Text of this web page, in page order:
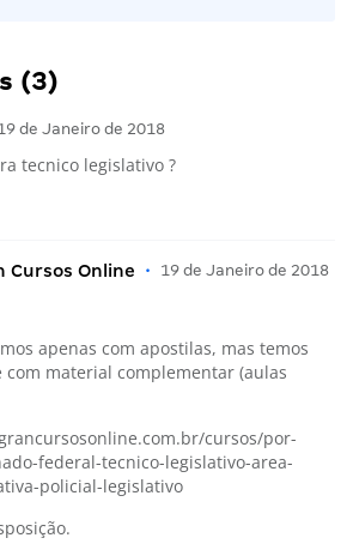
(3)
de Janeiro de 2018
tecnico legislativo ?
Cursos Online • 19 de Janeiro de 2018
apenas com apostilas, mas temos
com material complementar (aulas
cursos/por-
federal-tecnico-legislativo-area-
policial-legislativo